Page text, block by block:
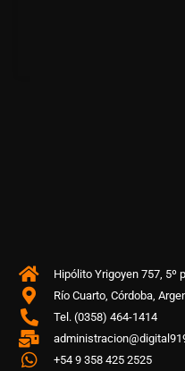
Hipólito Yrigoyen 757, 5º
Río Cuarto, Córdoba,
Tel. (0358) 464-1414
+54 9 358 425 2525